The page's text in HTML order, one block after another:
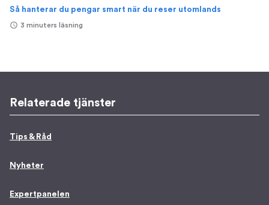
Så hanterar du pengar smart när du reser utomlands
3 minuters läsning
Relaterade tjänster
Tips & Råd
Nyheter
Expertpanelen